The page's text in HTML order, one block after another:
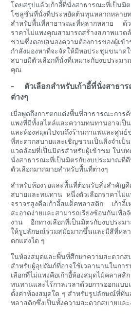
โดยสรุปแล้วเก้าอี้ที่นั่งสาธารณะที่เป็นมิ
โซลูชั่นที่นั่งที่ประหยัดต้นทุนหลากหลาย
สำหรับพื้นที่สาธารณะที่หลากหลาย ด้ว
ราคาไม่แพงคุณสามารถสร้างสภาพแวด
ชวนซึ่งตอบสนองความต้องการของผู้เ
กำลังมองหาที่จะจัดให้มีหอประชุมขนาด
สบายมีตัวเลือกที่นั่งที่เหมาะกับงบประม
คุณ
- ตัวเลือกสำหรับเก้าอี้ที่นั่งสาธา
ต่างๆ
เมื่อพูดถึงการตกแต่งพื้นที่สาธารณะการ
แพงที่มีทั้งสไตล์และความทนทานอาจเ
และห้องสมุดไปจนถึงร้านกาแฟและศูน
ที่สะดวกสบายและเชิญชวนเป็นสิ่งจำเป็
แวดล้อมที่เป็นมิตรสำหรับผู้เข้าชม ในบท
นั่งสาธารณะที่เป็นมิตรกับงบประมาณที่
ตัวเลือกมากมายสำหรับพื้นที่ต่างๆ
สำหรับห้องรอและพื้นที่ต้อนรับสิ่งสำคัญคื
สบายและทนทาน หนึ่งตัวเลือกราคาไม่
จราจรสูงคือเก้าอี้สแต็คพลาสติก เก้าอี้
สะอาดง่ายและสามารถเรียงซ้อนกันเพื่อ
งาน อีกทางเลือกที่เป็นมิตรกับงบประม
ให้รูปลักษณ์ร่วมสมัยมากขึ้นและมีสีที่หลา
ตกแต่งใด ๆ
ในห้องสมุดและพื้นที่ศึกษาความสะดวก
สำหรับผู้อุปถัมภ์ที่อาจใช้เวลานานในกา
เลือกที่ไม่แพงคือเก้าอี้ห้องสมุดไม้คล
ทนทานและไร้กาลเวลาด้วยการออกแบบ
ตั้งค่าห้องสมุดใด ๆ สำหรับรูปลักษณ์ที่ทั
พลาสติกซึ่งเป็นทั้งความสะดวกสบายและ